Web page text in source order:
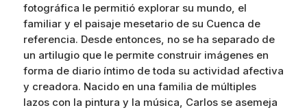
fotográfica le permitió explorar su mundo, el
familiar y el paisaje mesetario de su Cuenca de
referencia. Desde entonces, no se ha separado de
un artilugio que le permite construir imágenes en
forma de diario íntimo de toda su actividad afectiva
y creadora. Nacido en una familia de múltiples
lazos con la pintura y la música, Carlos se asemeja